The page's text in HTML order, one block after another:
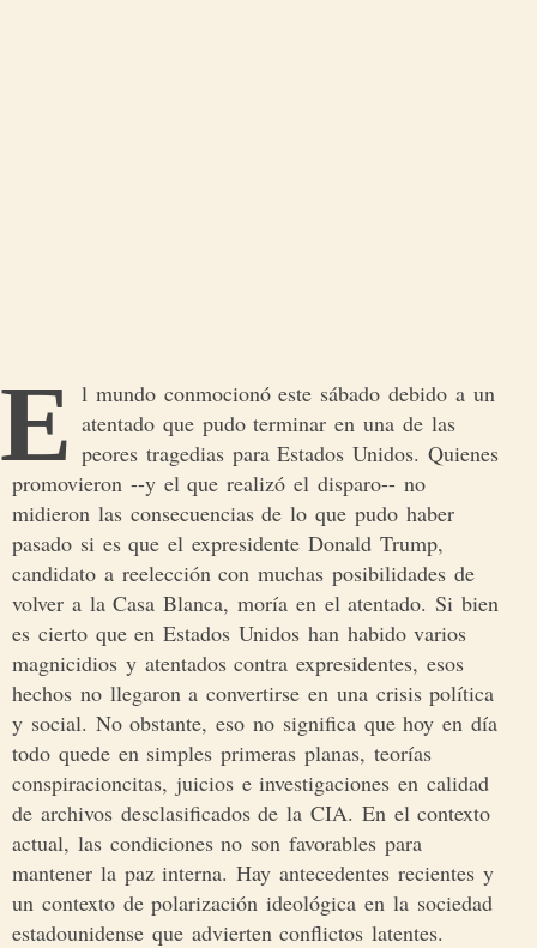
E l mundo conmocionó este sábado debido a un
atentado que pudo terminar en una de las
peores tragedias para Estados Unidos. Quienes
promovieron --y el que realizó el disparo-- no
midieron las consecuencias de lo que pudo haber
pasado si es que el expresidente Donald Trump,
candidato a reelección con muchas posibilidades de
volver a la Casa Blanca, moría en el atentado. Si bien
es cierto que en Estados Unidos han habido varios
magnicidios y atentados contra expresidentes, esos
hechos no llegaron a convertirse en una crisis política
y social. No obstante, eso no significa que hoy en día
todo quede en simples primeras planas, teorías
conspiracioncitas, juicios e investigaciones en calidad
de archivos desclasificados de la CIA. En el contexto
actual, las condiciones no son favorables para
mantener la paz interna. Hay antecedentes recientes y
un contexto de polarización ideológica en la sociedad
estadounidense que advierten conflictos latentes.